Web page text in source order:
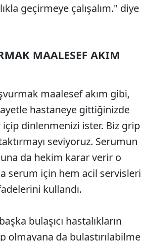
geçirmeye çalışalım." diye
MAALESEF AKIM
maalesef akım gibi,
hastaneye gittiğinizde
dinlenmenizi ister. Biz grip
seviyoruz. Serumun
da hekim karar verir o
serum için hem acil servisleri
kullandı.
bulaşıcı hastalıkların
olmayana da bulaştırılabilme